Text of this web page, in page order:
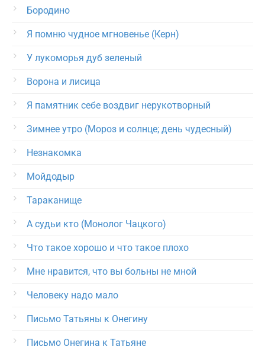
Бородино
Я помню чудное мгновенье (Керн)
У лукоморья дуб зеленый
Ворона и лисица
Я памятник себе воздвиг нерукотворный
Зимнее утро (Мороз и солнце; день чудесный)
Незнакомка
Мойдодыр
Тараканище
А судьи кто (Монолог Чацкого)
Что такое хорошо и что такое плохо
Мне нравится, что вы больны не мной
Человеку надо мало
Письмо Татьяны к Онегину
Письмо Онегина к Татьяне